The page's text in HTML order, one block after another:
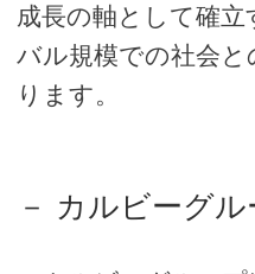
成長の軸として確
バル規模での社会
ります。
－ カルビーグ